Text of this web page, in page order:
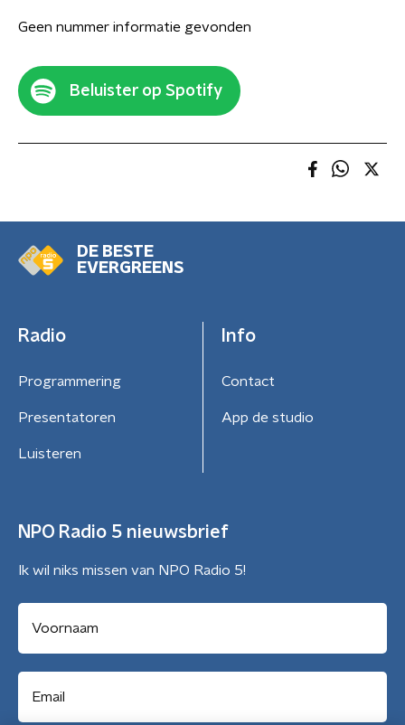
Geen nummer informatie gevonden
Beluister op Spotify
DE BESTE
EVERGREENS
Radio
Programmering
Presentatoren
Luisteren
Info
Contact
App de studio
NPO Radio 5 nieuwsbrief
Ik wil niks missen van NPO Radio 5!